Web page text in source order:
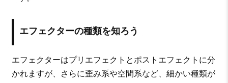
エフェクターの種類を知ろう
エフェクターはプリエフェクトとポストエフェクトに分
かれますが、さらに歪み系や空間系など、細かい種類が